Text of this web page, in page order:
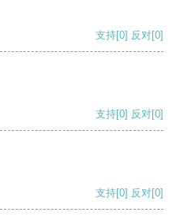
支持[0] 反对[0]
支持[0] 反对[0]
支持[0] 反对[0]